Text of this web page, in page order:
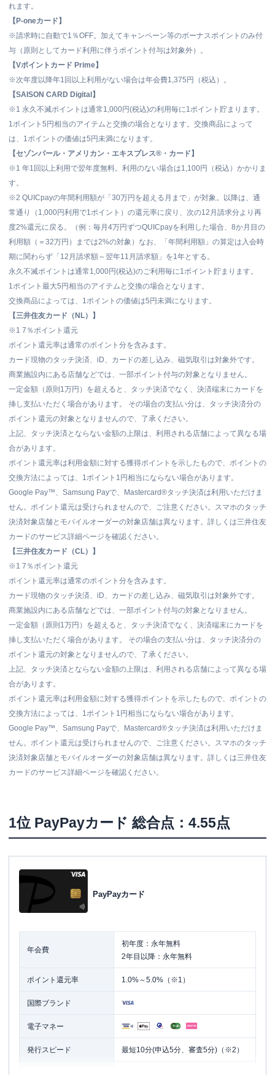
れます。
【P-oneカード】
※請求時に自動で1％OFF。加えてキャンペーン等のボーナスポイントのみ付
与（原則としてカード利用に伴うポイント付与は対象外）。
【Vポイントカード Prime】
※次年度以降年1回以上利用がない場合は年会費1,375円（税込）。
【SAISON CARD Digital】
※1 永久不滅ポイントは通常1,000円(税込)の利用毎に1ポイント貯まります。
1ポイント5円相当のアイテムと交換の場合となります。交換商品によって
は、1ポイントの価値は5円未満になります。
【セゾンパール・アメリカン・エキスプレス®・カード】
※1 年1回以上利用で翌年度無料。利用のない場合は1,100円（税込）かかりま
す。
※2 QUICpayの年間利用額が「30万円を超える月まで」が対象。以降は、通
常通り（1,000円利用で1ポイント）の還元率に戻り、次の12月請求分より再
度2%還元に戻る。（例：毎月4万円ずつQUICpayを利用した場合、8か月目の
利用額（＝32万円）までは2%の対象）なお、「年間利用額」の算定は入会時
期に関わらず「12月請求額～翌年11月請求額」を1年とする。
永久不滅ポイントは通常1,000円(税込)のご利用毎に1ポイント貯まります。
1ポイント最大5円相当のアイテムと交換の場合となります。
交換商品によっては、1ポイントの価値は5円未満になります。
【三井住友カード（NL）】
※1 7％ポイント還元
ポイント還元率は通常のポイント分を含みます。
カード現物のタッチ決済、iD、カードの差し込み、磁気取引は対象外です。
商業施設内にある店舗などでは、一部ポイント付与の対象となりません。
一定金額（原則1万円）を超えると、タッチ決済でなく、決済端末にカードを
挿し支払いただく場合があります。 その場合の支払い分は、タッチ決済分の
ポイント還元の対象となりませんので、了承ください。
上記、タッチ決済とならない金額の上限は、利用される店舗によって異なる場
合があります。
ポイント還元率は利用金額に対する獲得ポイントを示したもので、ポイントの
交換方法によっては、1ポイント1円相当にならない場合があります。
Google Pay™、Samsung Payで、Mastercard®タッチ決済は利用いただけま
せん。ポイント還元は受けられませんので、ご注意ください。スマホのタッチ
決済対象店舗とモバイルオーダーの対象店舗は異なります。詳しくは三井住友
カードのサービス詳細ページを確認ください。
【三井住友カード（CL）】
※1 7％ポイント還元
ポイント還元率は通常のポイント分を含みます。
カード現物のタッチ決済、iD、カードの差し込み、磁気取引は対象外です。
商業施設内にある店舗などでは、一部ポイント付与の対象となりません。
一定金額（原則1万円）を超えると、タッチ決済でなく、決済端末にカードを
挿し支払いただく場合があります。 その場合の支払い分は、タッチ決済分の
ポイント還元の対象となりませんので、了承ください。
上記、タッチ決済とならない金額の上限は、利用される店舗によって異なる場
合があります。
ポイント還元率は利用金額に対する獲得ポイントを示したもので、ポイントの
交換方法によっては、1ポイント1円相当にならない場合があります。
Google Pay™、Samsung Payで、Mastercard®タッチ決済は利用いただけま
せん。ポイント還元は受けられませんので、ご注意ください。スマホのタッチ
決済対象店舗とモバイルオーダーの対象店舗は異なります。詳しくは三井住友
カードのサービス詳細ページを確認ください。
1位 PayPayカード 総合点：4.55点
PayPayカード
年会費
初年度：永年無料
2年目以降：永年無料
ポイント還元率 1.0%～5.0%（※1）
国際ブランド
電子マネー
発行スピード 最短10分(申込5分、審査5分)（※2）